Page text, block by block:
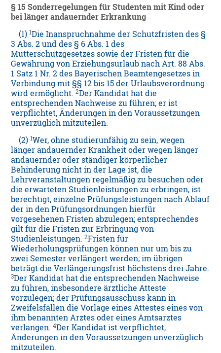
§ 15 Sonderregelungen für Studenten mit Kind oder
bei länger andauernder Erkrankung
(1)1Die Inanspruchnahme der Schutzfristen des §
3 Abs. 2 und des § 6 Abs. 1 des
Mutterschutzgesetzes sowie der Fristen für die
Gewährung von Erziehungsurlaub nach Art. 88 Abs.
1 Satz 1 Nr. 2 des Bayerischen Beamtengesetzes in
Verbindung mit §§ 12 bis 15 der Urlaubsverordnung
wird ermöglicht.2Der Kandidat hat die
entsprechenden Nachweise zu führen; er ist
verpflichtet, Änderungen in den Voraussetzungen
unverzüglich mitzuteilen.
(2)1Wer, ohne studierunfähig zu sein, wegen
länger andauernder Krankheit oder wegen länger
andauernder oder ständiger körperlicher
Behinderung nicht in der Lage ist, die
Lehrveranstaltungen regelmäßig zu besuchen oder
die erwarteten Studienleistungen zu erbringen, ist
berechtigt, einzelne Prüfungsleistungen nach Ablauf
der in den Prüfungsordnungen hierfür
vorgesehenen Fristen abzulegen; entsprechendes
gilt für die Fristen zur Erbringung von
Studienleistungen.2Fristen für
Wiederholungsprüfungen können nur um bis zu
zwei Semester verlängert werden; im übrigen
beträgt die Verlängerungsfrist höchstens drei Jahre.
3Der Kandidat hat die entsprechenden Nachweise
zu führen, insbesondere ärztliche Atteste
vorzulegen; der Prüfungsausschuss kann in
Zweifelsfällen die Vorlage eines Attestes eines von
ihm benannten Arztes oder eines Amtsarztes
verlangen.4Der Kandidat ist verpflichtet,
Änderungen in den Voraussetzungen unverzüglich
mitzuteilen.